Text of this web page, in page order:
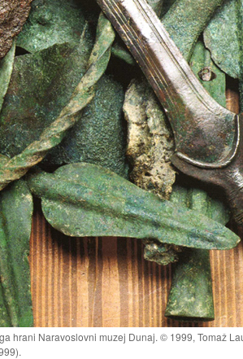
hrani Naravoslovni muzej Dunaj. © 1999, Tomaž